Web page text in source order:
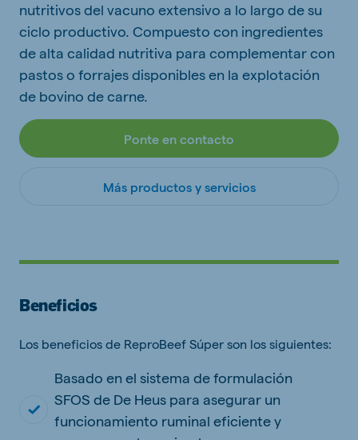
nutritivos del vacuno extensivo a lo largo de su
ciclo productivo. Compuesto con ingredientes
de alta calidad nutritiva para complementar con
pastos o forrajes disponibles en la explotación
de bovino de carne.
Ponte en contacto
Más productos y servicios
Beneficios
Los beneficios de ReproBeef Súper son los siguientes:
Basado en el sistema de formulación
SFOS de De Heus para asegurar un
funcionamiento ruminal eficiente y